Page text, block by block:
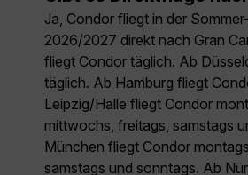
Ja, Condor fliegt in der
2026/2027 direkt nach Gran
fliegt Condor täglich. Ab
täglich. Ab Hamburg fliegt
Leipzig/Halle fliegt Condor
mittwochs, freitags, samstags
München fliegt Condor
samstags und sonntags. Ab